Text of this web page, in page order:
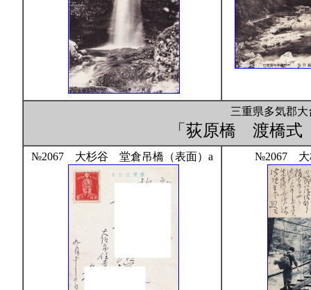
三重県多気郡
「荻原橋 渡橋
№2067 大杉谷 堂倉吊橋（表面）a №2067 大